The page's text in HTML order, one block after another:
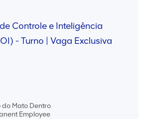
Controle e Inteligência
- Turno | Vaga Exclusiva
Mato Dentro
Employee